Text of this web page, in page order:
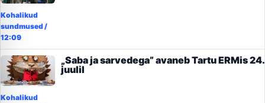
Kohalikud
sundmused/
12:09
„Saba ja sarvedega” avaneb Tartu ERMis 24.
juulil
Kohalikud